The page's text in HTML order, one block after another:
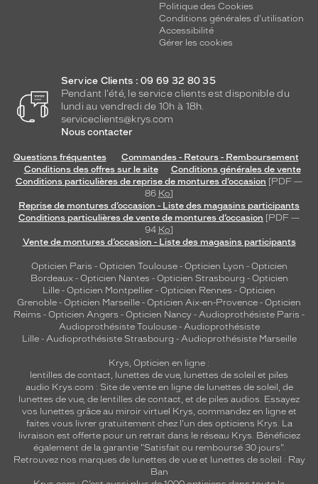
Politique des Cookies
Conditions générales d'utilisation
Accessibilité
Gérer les cookies
Service Clients : 09 69 32 80 35
Pendant l'été, le service clients est disponible du
lundi au vendredi de 10h à 18h.
serviceclients@krys.com
Nous contacter
Questions fréquentes
Commandes - Retours - Remboursement
Conditions des offres sur le site
Conditions générales de vente
Conditions particulières de reprise de montures d’occasion [PDF —
86 Ko]
Reprise de montures d’occasion - Liste des magasins participants
Conditions particulières de vente de montures d’occasion [PDF —
94 Ko]
Vente de montures d’occasion - Liste des magasins participants
Opticien Paris - Opticien Toulouse- Opticien Lyon - Opticien
Bordeaux- Opticien Nantes - Opticien Strasbourg - Opticien
Lille - Opticien Montpellier - Opticien Rennes - Opticien
Grenoble - Opticien Marseille - Opticien Aix-en-Provence - Opticien
Reims - Opticien Angers - Opticien Nancy - Audioprothésiste Paris -
Audioprothésiste Toulouse- Audioprothésiste
Lille- Audioprothésiste Strasbourg - Audioprothésiste Marseille
Krys, Opticien en ligne :
lentilles de contact, lunettes de vue, lunettes de soleil et piles
audio Krys.com : Site de vente en ligne de lunettes de soleil, de
lunettes de vue, de lentilles de contact, et de piles audios. Essayez
vos lunettes grâce au miroir virtuel Krys, commandez en ligne et
faites vous livrer gratuitement chez l'un des opticiens Krys. La
livraison est offerte pour un retrait dans le réseau Krys. Bénéficiez
également de la garantie "Satisfait ou remboursé 30 jours".
Retrouvez nos marques de lunettes de vue et lunettes de soleil : Ray
Ban